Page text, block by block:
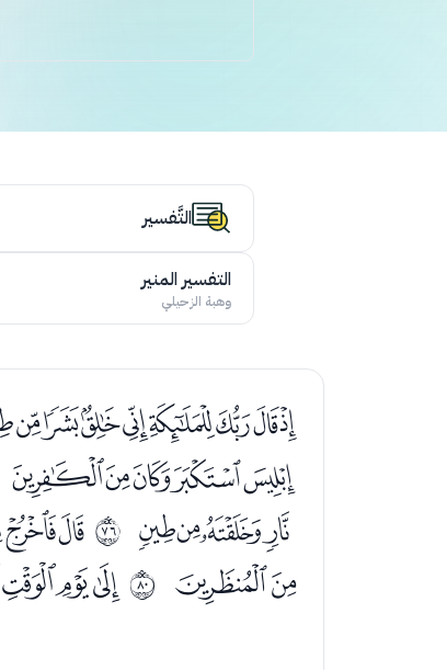
التَّفسير
التفسير المنير
وهبة الزحيلي
ﯖﯗﯘﯙﯚ
ﯲﯳﯴﯵ ﱋ
ﰍﰎ ﱏ